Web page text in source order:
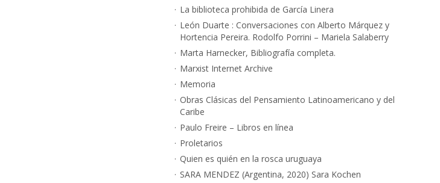
La biblioteca prohibida de García Linera
León Duarte : Conversaciones con Alberto Márquez y
Hortencia Pereira. Rodolfo Porrini – Mariela Salaberry
Marta Harnecker, Bibliografía completa.
Marxist Internet Archive
Memoria
Obras Clásicas del Pensamiento Latinoamericano y del
Caribe
Paulo Freire – Libros en línea
Proletarios
Quien es quién en la rosca uruguaya
SARA MENDEZ (Argentina, 2020) Sara Kochen